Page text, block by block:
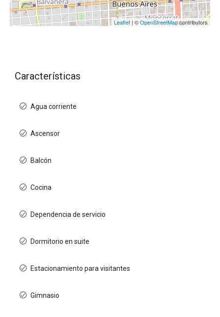
Leaflet | ©OpenStreetMapcontributors
Características
Agua corriente
Ascensor
Balcón
Cocina
Dependencia de servicio
Dormitorio en suite
Estacionamiento para visitantes
Gimnasio